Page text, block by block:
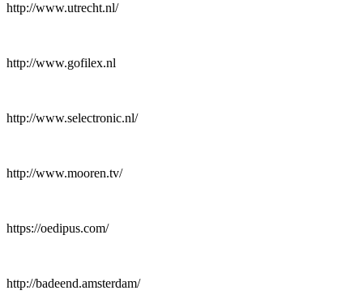
http://www.utrecht.nl/
http://www.gofilex.nl
http://www.selectronic.nl/
http://www.mooren.tv/
https://oedipus.com/
http://badeend.amsterdam/